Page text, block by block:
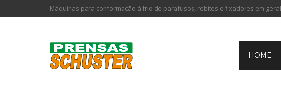
Máquinas para conformação à frio de parafusos, rebites e fixadores em geral
HOME